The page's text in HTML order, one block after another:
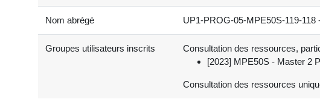
Nom abrégé UP1-PROG-05-MPE50S-119-
Groupes utilisateurs inscrits
Consultation des ressources,
[2023] MPE50S - Master 2
Consultation des ressources